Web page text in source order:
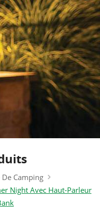
Camping
Night Avec Haut-Parleur